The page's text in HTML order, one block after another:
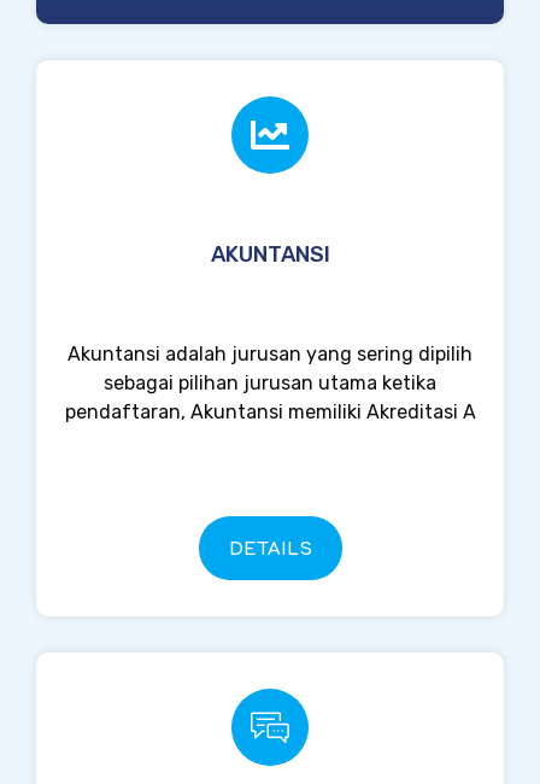
AKUNTANSI
Akuntansi adalah jurusan yang sering dipilih
sebagai pilihan jurusan utama ketika
pendaftaran, Akuntansi memiliki Akreditasi A
DETAILS